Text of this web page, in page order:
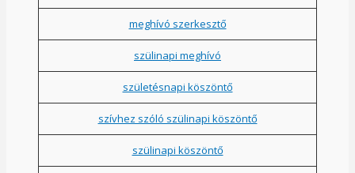
meghívó szerkesztő
szülinapi meghívó
születésnapi köszöntő
szívhez szóló szülinapi köszöntő
szülinapi köszöntő